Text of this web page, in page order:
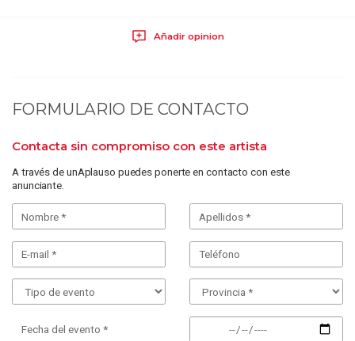
Añadir opinion
FORMULARIO DE CONTACTO
Contacta sin compromiso con este artista
A través de unAplauso puedes ponerte en contacto con este
anunciante.
Fecha del evento *